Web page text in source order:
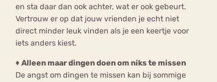
en sta daar dan ook achter, wat er ook gebeurt.
Vertrouw er op dat jouw vrienden je echt niet
direct minder leuk vinden als je een keertje voor
iets anders kiest.
♦ Alleen maar dingen doen om niks te missen
De angst om dingen te missen kan bij sommige